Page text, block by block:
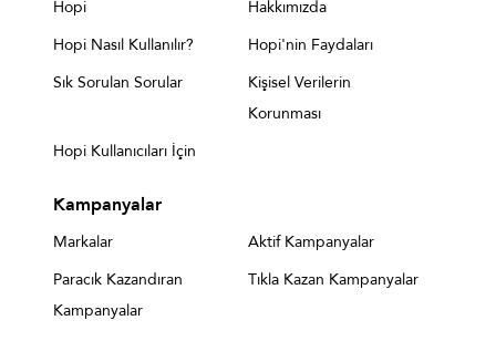
Hopi
Hakkımızda
Hopi Nasıl Kullanılır?
Hopi'nin Faydaları
Sık Sorulan Sorular
Kişisel Verilerin
Korunması
Hopi Kullanıcıları İçin
Kampanyalar
Markalar
Aktif Kampanyalar
Paracık Kazandıran
Kampanyalar
Tıkla Kazan Kampanyalar